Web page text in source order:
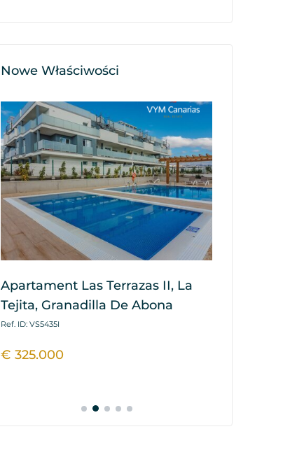
Nowe Właściwości
Apartament Las Terrazas II, La
Tejita, Granadilla De Abona
Ref. ID: VS5435I
€ 325.000